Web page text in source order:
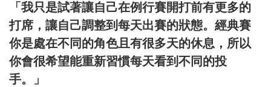
「我只是試著讓自己在例行賽開打前有更多的
打席，讓自己調整到每天出賽的狀態。經典賽
你是處在不同的角色且有很多天的休息，所以
你會很希望能重新習慣每天看到不同的投
手。」